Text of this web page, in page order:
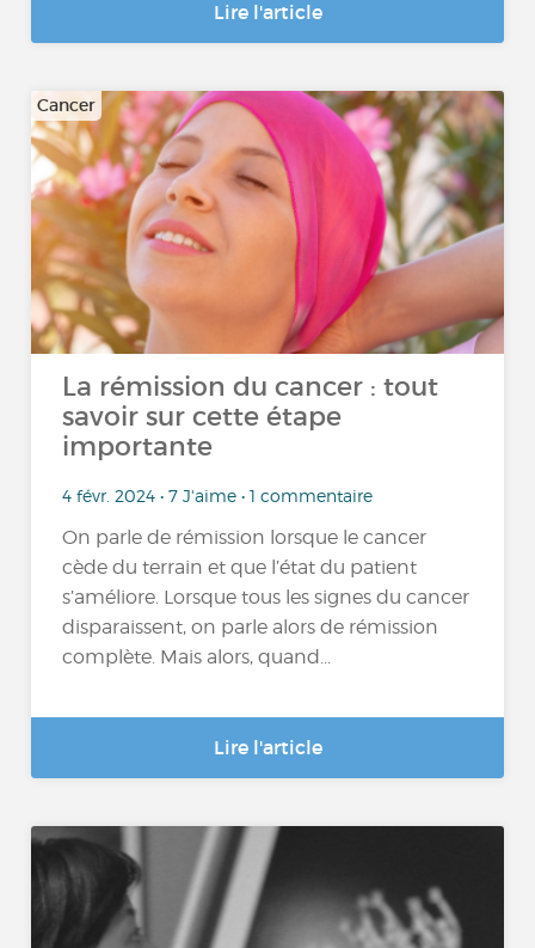
Lire l'article
Cancer
La rémission du cancer : tout
savoir sur cette étape
importante
4 févr. 2024 • 7 J'aime • 1 commentaire
On parle de rémission lorsque le cancer
cède du terrain et que l’état du patient
s’améliore. Lorsque tous les signes du cancer
disparaissent, on parle alors de rémission
complète. Mais alors, quand...
Lire l'article